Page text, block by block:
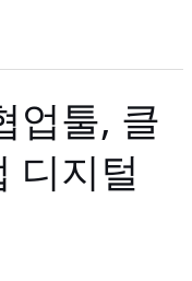
업툴, 클
디지털